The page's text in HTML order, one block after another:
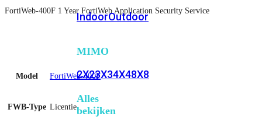
IndoorOutdoor
MIMO
2X23X34X48X8
Alles
bekijken
FortiWeb-400F 1 Year FortiWeb Application Security Service
Model FortiWeb-400F
FWB-Type Licentie